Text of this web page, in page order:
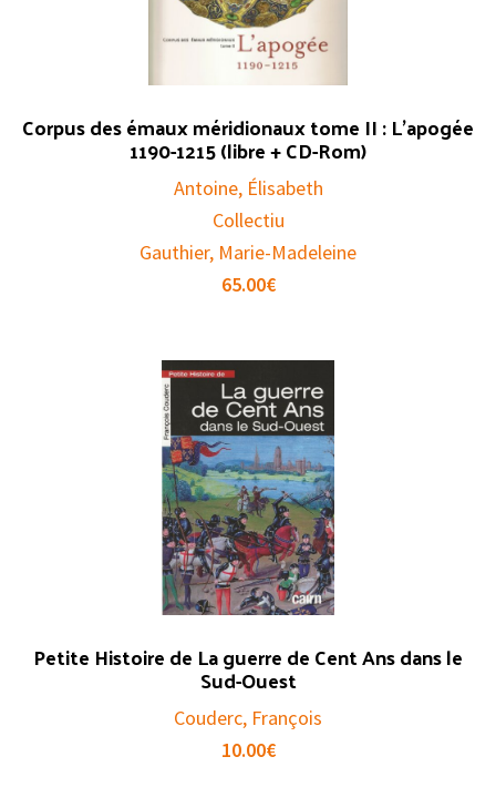
Corpus des émaux méridionaux tome II : L’apogée
1190-1215 (libre + CD-Rom)
Antoine, Élisabeth
Collectiu
Gauthier, Marie-Madeleine
65.00€
Petite Histoire de La guerre de Cent Ans dans le
Sud-Ouest
Couderc, François
10.00€